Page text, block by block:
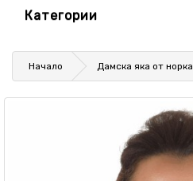
Категории
Начало Дамска яка от норка